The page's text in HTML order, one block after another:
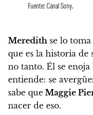
Fuente: Canal Sony.
Meredith se lo
que es la historia de
no tanto. Él se
entiende: se
sabe que Maggie
nacer de eso.